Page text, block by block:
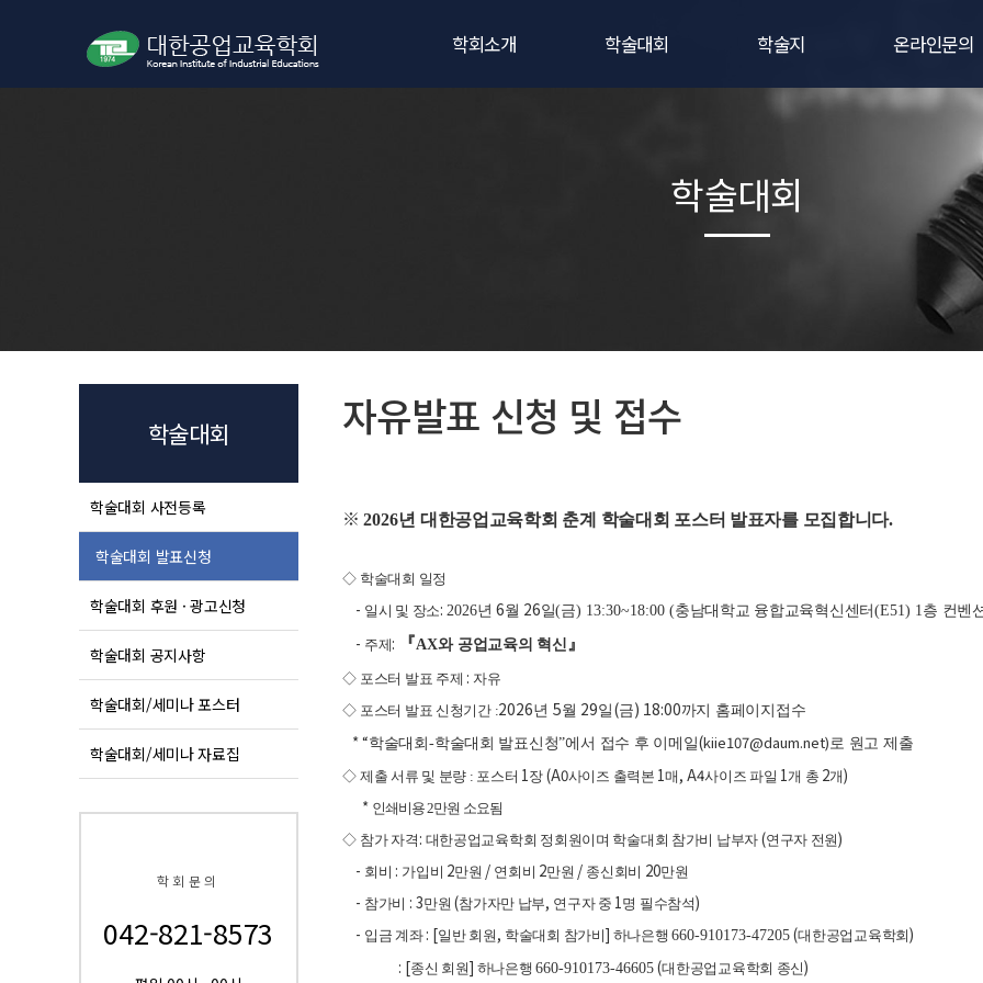
학회소개 학술대회
학술대회 후원 · 광고신청
학술지
학회지 간행규정
논문투고규정
온라인문의
가입안내
학술대회
학술대회
학술대회 사전등록
학술대회 발표신청
학술대회 후원 · 광고신청
학술대회 공지사항
학술대회/세미나 포스터
학술대회/세미나 자료집
학회문의
042-821-8573
자유발표 신청 및 접수
※2026년 대한공업교육학회 춘계 학술대회 포스터 발표자를 모집합니다.
◇ 학술대회 일정
- 일시 및 장소:2026년 6월 26일(금) 13:30~18:00 (충남대학교 융합교육혁신센터(E5­1) 1층 컨벤
- 주제: 『AX와 공업교육의 혁신 』
◇ 포스터 발표 주제 : 자유
◇ 포스터 발표 신청기간 :2026년 5월 29일 (금) 18:00까지 홈페이지접수
* “학술대회 -학술대회 발표신청”에서 접수 후 이메일(kiie107@daum.net)로 원고 제출
◇ 제출 서류 및 분량 : 포스터 1장 (A0사이즈 출력본 1매 , A4사이즈 파일 1개 총 2개)
* 인쇄비용 2만원 소요됨
◇ 참가 자격 : 대한공업교육학회 정회원이며 학술대회 참가비 납부자 (연구자 전원)
- 회비 : 가입비 2만원 / 연회비 2만원 / 종신회비 20만원
- 참가비 : 3만원(참가자만 납부, 연구자 중 1명 필수참석)
- 입금 계좌 : [일반 회원 , 학술대회 참가비] 하나은행660-910173-47205 (대한공업교육학회)
: [종신 회원] 하나은행660-910173-46605 (대한공업교육학회 종신)